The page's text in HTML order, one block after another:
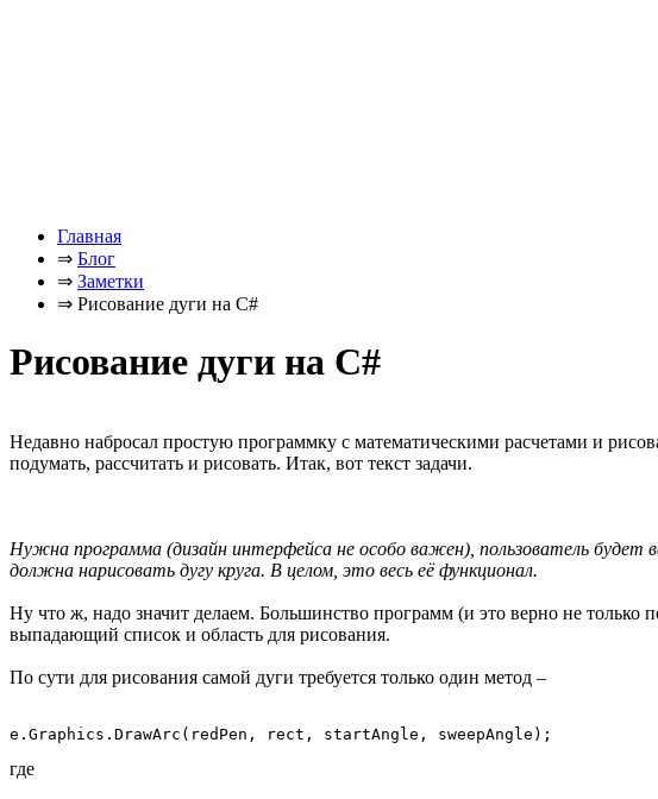
Главная
⇒ Блог
⇒ Заметки
⇒ Рисование дуги на C#
Рисование дуги на C#
Недавно набросал простую программку с математическими расчетами и
подумать, рассчитать и рисовать. Итак, вот текст задачи.
Нужна программа (дизайн интерфейса не особо важен), пользователь будет
должна нарисовать дугу круга. В целом, это весь её функционал.
Ну что ж, надо значит делаем. Большинство программ (и это верно не
выпадающий список и область для рисования.
По сути для рисования самой дуги требуется только один метод –
где